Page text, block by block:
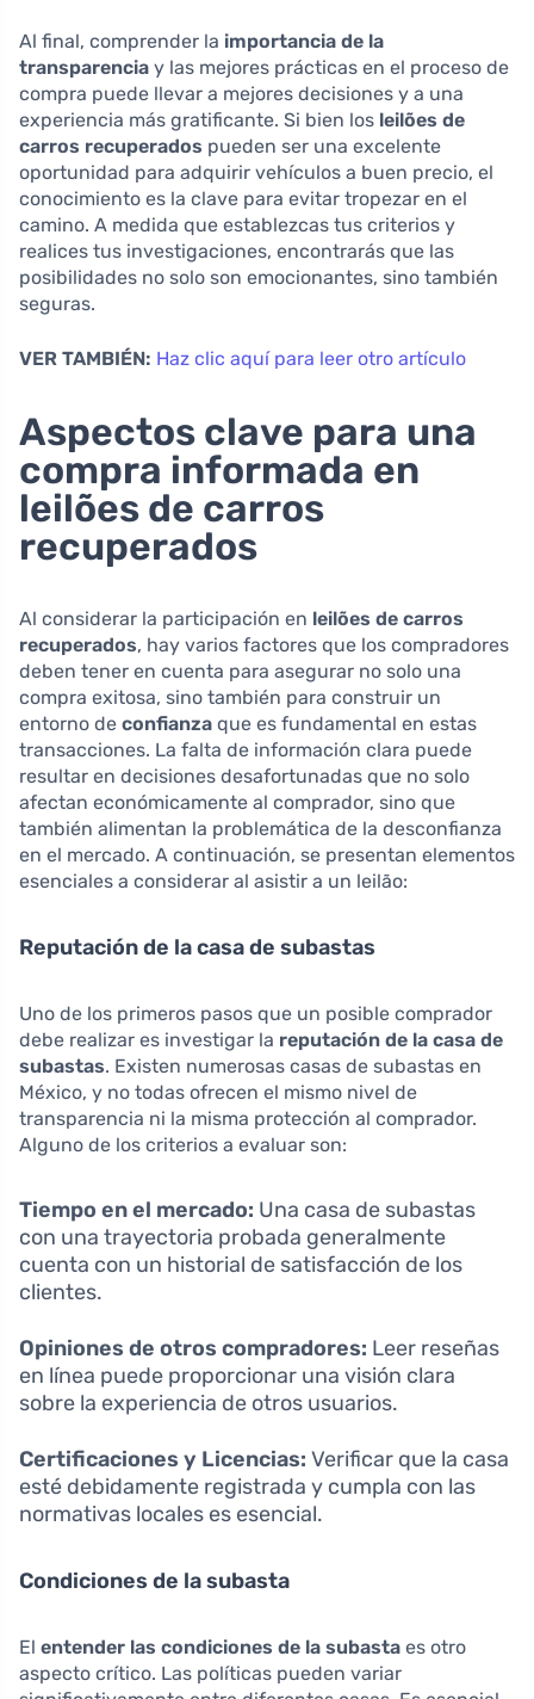
Al final, comprender la importancia de la
transparencia y las mejores prácticas en el proceso de
compra puede llevar a mejores decisiones y a una
experiencia más gratificante. Si bien los leilões de
carros recuperados pueden ser una excelente
oportunidad para adquirir vehículos a buen precio, el
conocimiento es la clave para evitar tropezar en el
camino. A medida que establezcas tus criterios y
realices tus investigaciones, encontrarás que las
posibilidades no solo son emocionantes, sino también
seguras.
VER TAMBIÉN: Haz clic aquí para leer otro artículo
Aspectos clave para una
compra informada en
leilões de carros
recuperados
Al considerar la participación en leilões de carros
recuperados, hay varios factores que los compradores
deben tener en cuenta para asegurar no solo una
compra exitosa, sino también para construir un
entorno de confianza que es fundamental en estas
transacciones. La falta de información clara puede
resultar en decisiones desafortunadas que no solo
afectan económicamente al comprador, sino que
también alimentan la problemática de la desconfianza
en el mercado. A continuación, se presentan elementos
esenciales a considerar al asistir a un leilão:
Reputación de la casa de subastas
Uno de los primeros pasos que un posible comprador
debe realizar es investigar la reputación de la casa de
subastas. Existen numerosas casas de subastas en
México, y no todas ofrecen el mismo nivel de
transparencia ni la misma protección al comprador.
Alguno de los criterios a evaluar son:
Tiempo en el mercado: Una casa de subastas
con una trayectoria probada generalmente
cuenta con un historial de satisfacción de los
clientes.
Opiniones de otros compradores: Leer reseñas
en línea puede proporcionar una visión clara
sobre la experiencia de otros usuarios.
Certificaciones y Licencias: Verificar que la casa
esté debidamente registrada y cumpla con las
normativas locales es esencial.
Condiciones de la subasta
El entender las condiciones de la subasta es otro
aspecto crítico. Las políticas pueden variar